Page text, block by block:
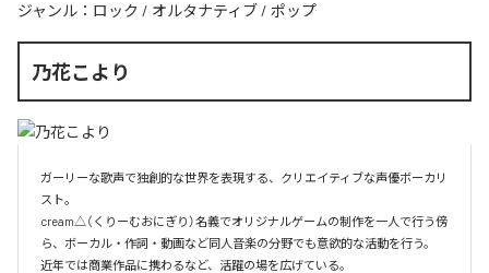
ジャンル： ロック / オルタナティブ / ポップ
乃花こより
ガーリーな歌声で独創的な世界を表現する、クリエイティブな声優ボーカリ
スト。
cream△（くりーむおにぎり）名義でオリジナルゲームの制作を一人で行う傍
ら、ボーカル・作詞・動画など同人音楽の分野でも意欲的な活動を行う。
近年では商業作品に携わるなど、活躍の場を広げている。